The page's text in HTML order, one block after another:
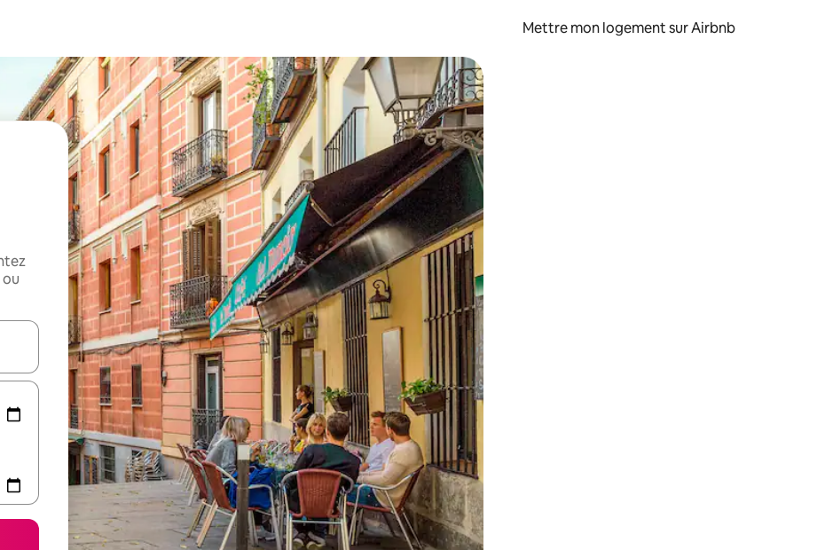
Mettre mon logement sur Airbnb
vers le haut et vers le bas pour les parcourir ou en appuyant et en faisant glisser.